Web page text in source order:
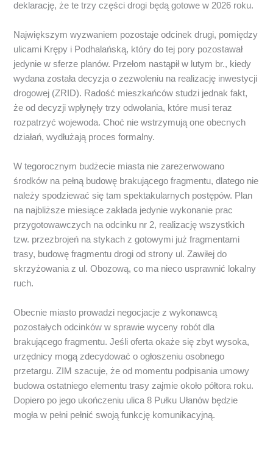
deklarację, że te trzy części drogi będą gotowe w 2026 roku.
Największym wyzwaniem pozostaje odcinek drugi, pomiędzy
ulicami Krępy i Podhalańską, który do tej pory pozostawał
jedynie w sferze planów. Przełom nastąpił w lutym br., kiedy
wydana została decyzja o zezwoleniu na realizację inwestycji
drogowej (ZRID). Radość mieszkańców studzi jednak fakt,
że od decyzji wpłynęły trzy odwołania, które musi teraz
rozpatrzyć wojewoda. Choć nie wstrzymują one obecnych
działań, wydłużają proces formalny.
W tegorocznym budżecie miasta nie zarezerwowano
środków na pełną budowę brakującego fragmentu, dlatego nie
należy spodziewać się tam spektakularnych postępów. Plan
na najbliższe miesiące zakłada jedynie wykonanie prac
przygotowawczych na odcinku nr 2, realizację wszystkich
tzw. przezbrojeń na stykach z gotowymi już fragmentami
trasy, budowę fragmentu drogi od strony ul. Zawiłej do
skrzyżowania z ul. Obozową, co ma nieco usprawnić lokalny
ruch.
Obecnie miasto prowadzi negocjacje z wykonawcą
pozostałych odcinków w sprawie wyceny robót dla
brakującego fragmentu. Jeśli oferta okaże się zbyt wysoka,
urzędnicy mogą zdecydować o ogłoszeniu osobnego
przetargu. ZIM szacuje, że od momentu podpisania umowy
budowa ostatniego elementu trasy zajmie około półtora roku.
Dopiero po jego ukończeniu ulica 8 Pułku Ułanów będzie
mogła w pełni pełnić swoją funkcję komunikacyjną.